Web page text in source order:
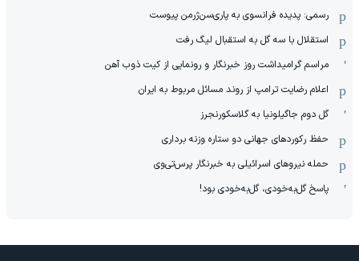
رسمی: پدیده فرانسوی به پاری‌سن‌ژرمن پیوست
استقلال با سه گل به استقبال لیگ رفت
مراسم گرامیداشت روز خبرنگار و رونمایی از کیت ذوب آهن
اعلام رضایت ترامپ از روند مسائل مربوط به ایران
گل دوم جاگیلونیا به گلاسکورنجرز
حفظ رکوردهای جهانی دو ستاره وزنه برداری
حمله نیروهای اسرائیلی به خبرنگار پرس‌تی‌وی
پاسخ گل‌به‌خودی، گل‌به‌خودی بود!